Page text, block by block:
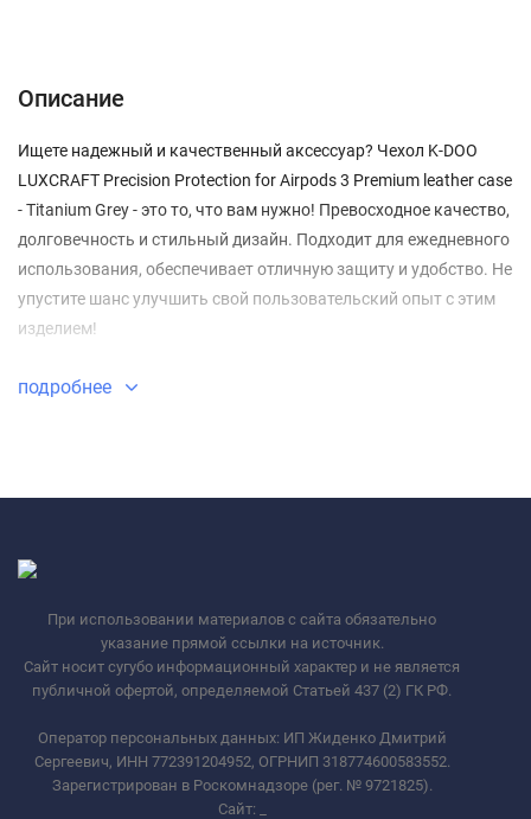
Описание
Ищете надежный и качественный аксессуар? Чехол K-DOO
LUXCRAFT Precision Protection for Airpods 3 Premium leather case
- Titanium Grey - это то, что вам нужно! Превосходное качество,
долговечность и стильный дизайн. Подходит для ежедневного
использования, обеспечивает отличную защиту и удобство. Не
упустите шанс улучшить свой пользовательский опыт с этим
изделием!
подробнее
При использовании материалов с сайта обязательно
указание прямой ссылки на источник.
Сайт носит сугубо информационный характер и не является
публичной офертой, определяемой Статьей 437 (2) ГК РФ.
Оператор персональных данных: ИП Жиденко Дмитрий
Сергеевич, ИНН 772391204952, ОГРНИП 318774600583552.
Зарегистрирован в Роскомнадзоре (рег. № 9721825).
Сайт: